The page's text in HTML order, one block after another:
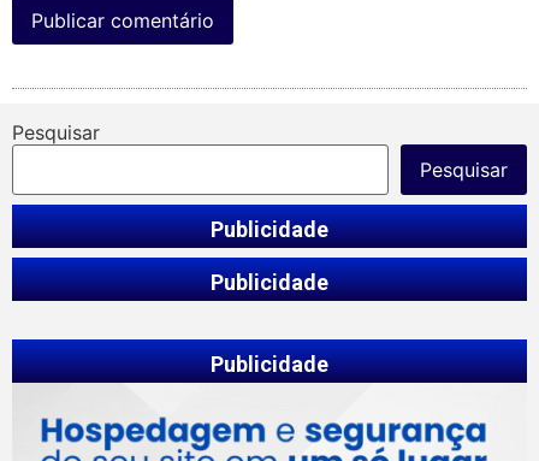
Pesquisar
Pesquisar
Publicidade
Publicidade
Publicidade